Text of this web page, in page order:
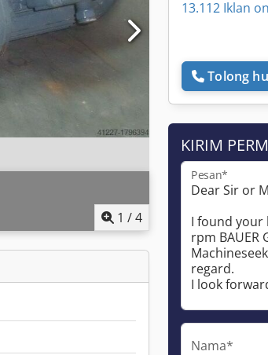
1 /4
13.112 Iklan
Tolong
KIRIM
Pesan*
Nama*